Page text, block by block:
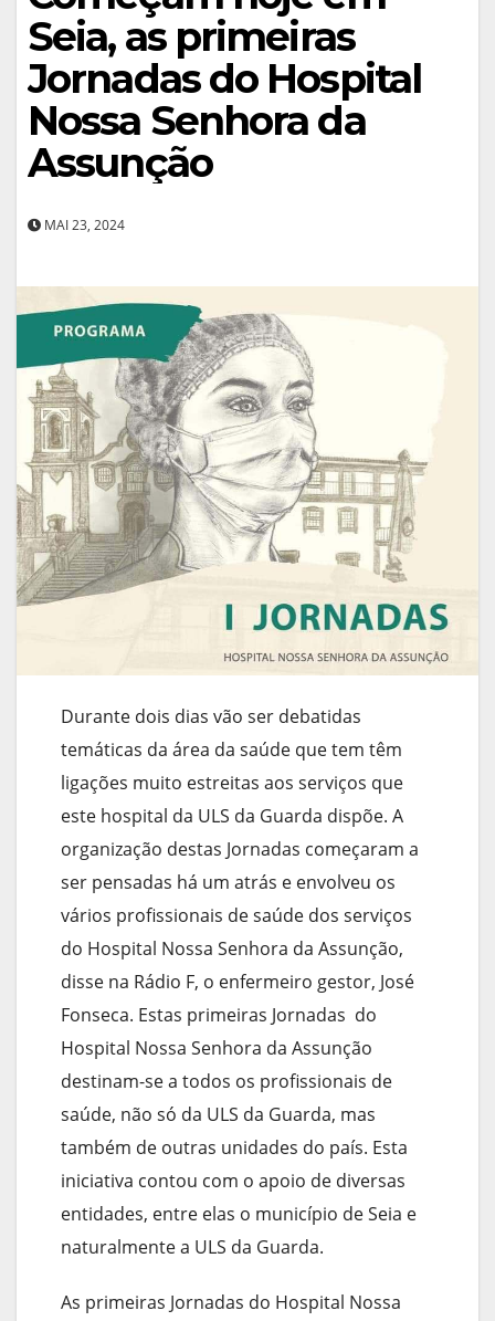
Seia, as primeiras
Jornadas do Hospital
Nossa Senhora da
Assunção
MAI 23, 2024
Durante dois dias vão ser debatidas
temáticas da área da saúde que tem têm
ligações muito estreitas aos serviços que
este hospital da ULS da Guarda dispõe. A
organização destas Jornadas começaram a
ser pensadas há um atrás e envolveu os
vários profissionais de saúde dos serviços
do Hospital Nossa Senhora da Assunção,
disse na Rádio F, o enfermeiro gestor, José
Fonseca. Estas primeiras Jornadas do
Hospital Nossa Senhora da Assunção
destinam-se a todos os profissionais de
saúde, não só da ULS da Guarda, mas
também de outras unidades do país. Esta
iniciativa contou com o apoio de diversas
entidades, entre elas o município de Seia e
naturalmente a ULS da Guarda.
As primeiras Jornadas do Hospital Nossa